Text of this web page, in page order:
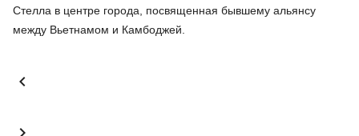
Стелла в центре города, посвященная бывшему альянсу
между Вьетнамом и Камбоджей.
